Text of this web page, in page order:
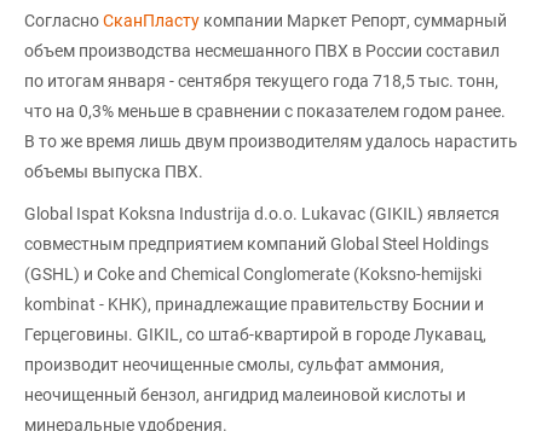
СогласноСканПласту компании Маркет Репорт, суммарный
объем производства несмешанного ПВХ в России составил
по итогам января - сентября текущего года 718,5 тыс. тонн,
что на 0,3% меньше в сравнении с показателем годом ранее.
В то же время лишь двум производителям удалось нарастить
объемы выпуска ПВХ.
Global Ispat Koksna Industrija d.o.o. Lukavac (GIKIL) является
совместным предприятием компаний Global Steel Holdings
(GSHL) и Coke and Chemical Conglomerate (Koksno-hemijski
kombinat - KHK), принадлежащие правительству Боснии и
Герцеговины. GIKIL, со штаб-квартирой в городе Лукавац,
производит неочищенные смолы, сульфат аммония,
неочищенный бензол, ангидрид малеиновой кислоты и
минеральные удобрения.